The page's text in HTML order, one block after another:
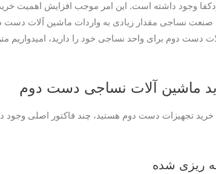
وجود داشته است. این امر موجب افزایش اهمیت
صنعت نساجی مقدار زیادی به واردات ماشین آلات
دست دوم برای واحد نساجی خود را دارید، امیدواریم
ماشین آلات نساجی دست دوم
تجهیزات دست دوم هستید، چند فاکتور اصلی وجود
ریزی شده